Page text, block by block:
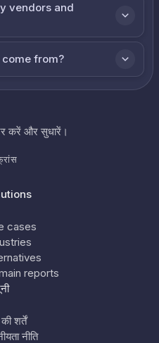
vendors and
from?
करें और सुधारें।
cases
reports
शर्तें
नीति